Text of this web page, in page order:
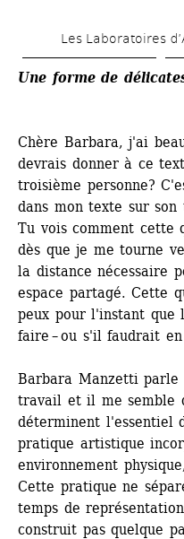
au
contenu
Les Laboratoires
Une forme de
Chère Barbara, j'ai
devrais donner à ce
troisième personne?
dans mon texte sur
Tu vois comment cette
dès que je me tourne
la distance nécessaire
espace partagé. Cette
peux pour l'instant que
faire – ou s'il faudrait
Barbara Manzetti parle
travail et il me semble
déterminent l'essentiel
pratique artistique
environnement
Cette pratique ne
temps de
construit pas quelque